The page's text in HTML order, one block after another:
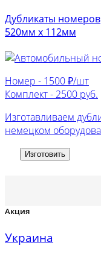
Дубликаты номеров
520мм х 112мм
Номер - 1500 ₽/шт
Комплект - 2500 руб.
Изготавливаем
немецком
Изготовить
Акция
Украина